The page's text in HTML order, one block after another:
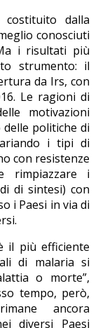
dalla
conosciuti
i risultati più
strumento: il
da Irs, con
Le ragioni di
motivazioni
politiche di
i tipi di
con resistenze
rimpiazzare i
di sintesi) con
i Paesi in via di
il più efficiente
di malaria si
o morte”,
tempo, però,
ancora
diversi Paesi